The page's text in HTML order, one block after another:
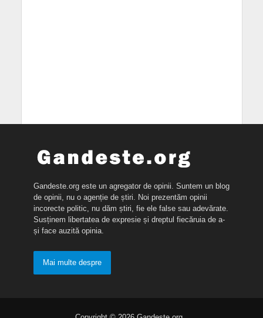
Gandeste.org este un agregator de opinii. Suntem un blog
de opinii, nu o agenție de știri. Noi prezentăm opinii
incorecte politic, nu dăm știri, fie ele false sau adevărate.
Susținem libertatea de expresie și dreptul fiecăruia de a-
și face auzită opinia.
Mai multe despre